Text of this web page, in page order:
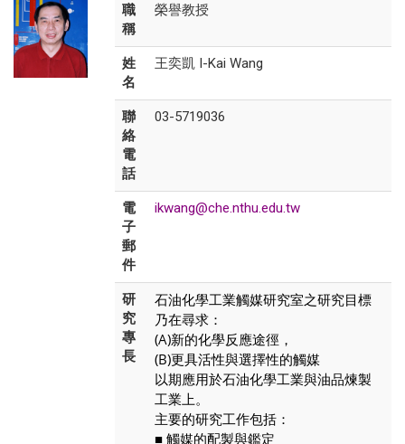
職
稱
榮譽教授
姓
名
王奕凱 I-Kai Wang
聯
絡
電
話
03-5719036
電
子
郵
件
ikwang@che.nthu.edu.tw
研
究
專
長
石油化學工業觸媒研究室之研究目標
乃在尋求：
(A)新的化學反應途徑，
(B)更具活性與選擇性的觸媒
以期應用於石油化學工業與油品煉製
工業上。
主要的研究工作包括：
■ 觸媒的配製與鑑定